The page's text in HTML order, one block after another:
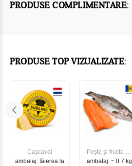
PRODUSE COMPLIMENTARE:
PRODUSE TOP VIZUALIZATE:
Cașcaval
ambalaj: tăierea la
Pește și fructe de
mare
ambalaj: ~ 0.7 kg